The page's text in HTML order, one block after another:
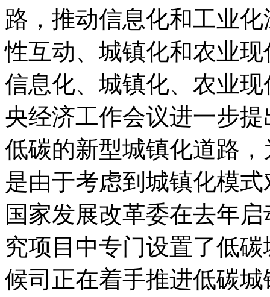
路，推动信息化和工业
性互动、城镇化和农业
信息化、城镇化、农业
央经济工作会议进一步
低碳的新型城镇化道路
是由于考虑到城镇化模
国家发展改革委在去年
究项目中专门设置了低
候司正在着手推进低碳